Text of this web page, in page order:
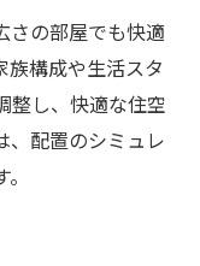
さの部屋でも快適
族構成や生活スタ
整し、快適な住空
、配置のシミュレ